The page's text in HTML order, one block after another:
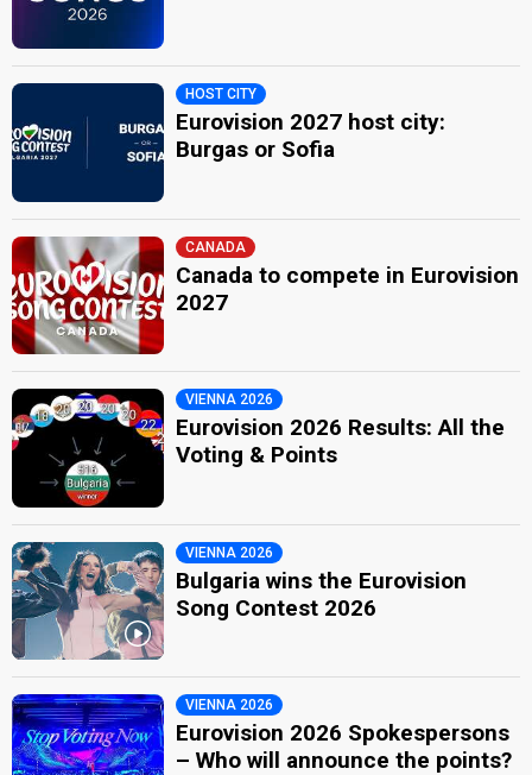
HOST CITY
Eurovision 2027 host city:
Burgas or Sofia
CANADA
Canada to compete in Eurovision
2027
VIENNA 2026
Eurovision 2026 Results: All the
Voting & Points
VIENNA 2026
Bulgaria wins the Eurovision
Song Contest 2026
VIENNA 2026
Eurovision 2026 Spokespersons
– Who will announce the points?